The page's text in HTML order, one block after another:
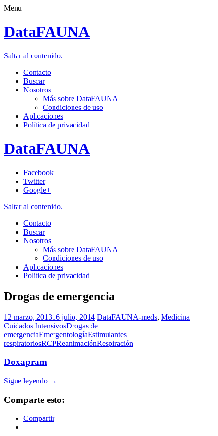
Menu
DataFAUNA
Saltar al contenido.
Contacto
Buscar
Nosotros
Más sobre DataFAUNA
Condiciones de uso
Aplicaciones
Política de privacidad
DataFAUNA
Facebook
Twitter
Google+
Saltar al contenido.
Contacto
Buscar
Nosotros
Más sobre DataFAUNA
Condiciones de uso
Aplicaciones
Política de privacidad
Drogas de emergencia
12 marzo, 201316 julio, 2014 DataFAUNA-meds, Medicina
Cuidados IntensivosDrogas de
emergenciaEmergentologíaEstimulantes
respiratoriosRCPReanimaciónRespiración
Doxapram
Sigue leyendo →
Comparte esto:
Compartir